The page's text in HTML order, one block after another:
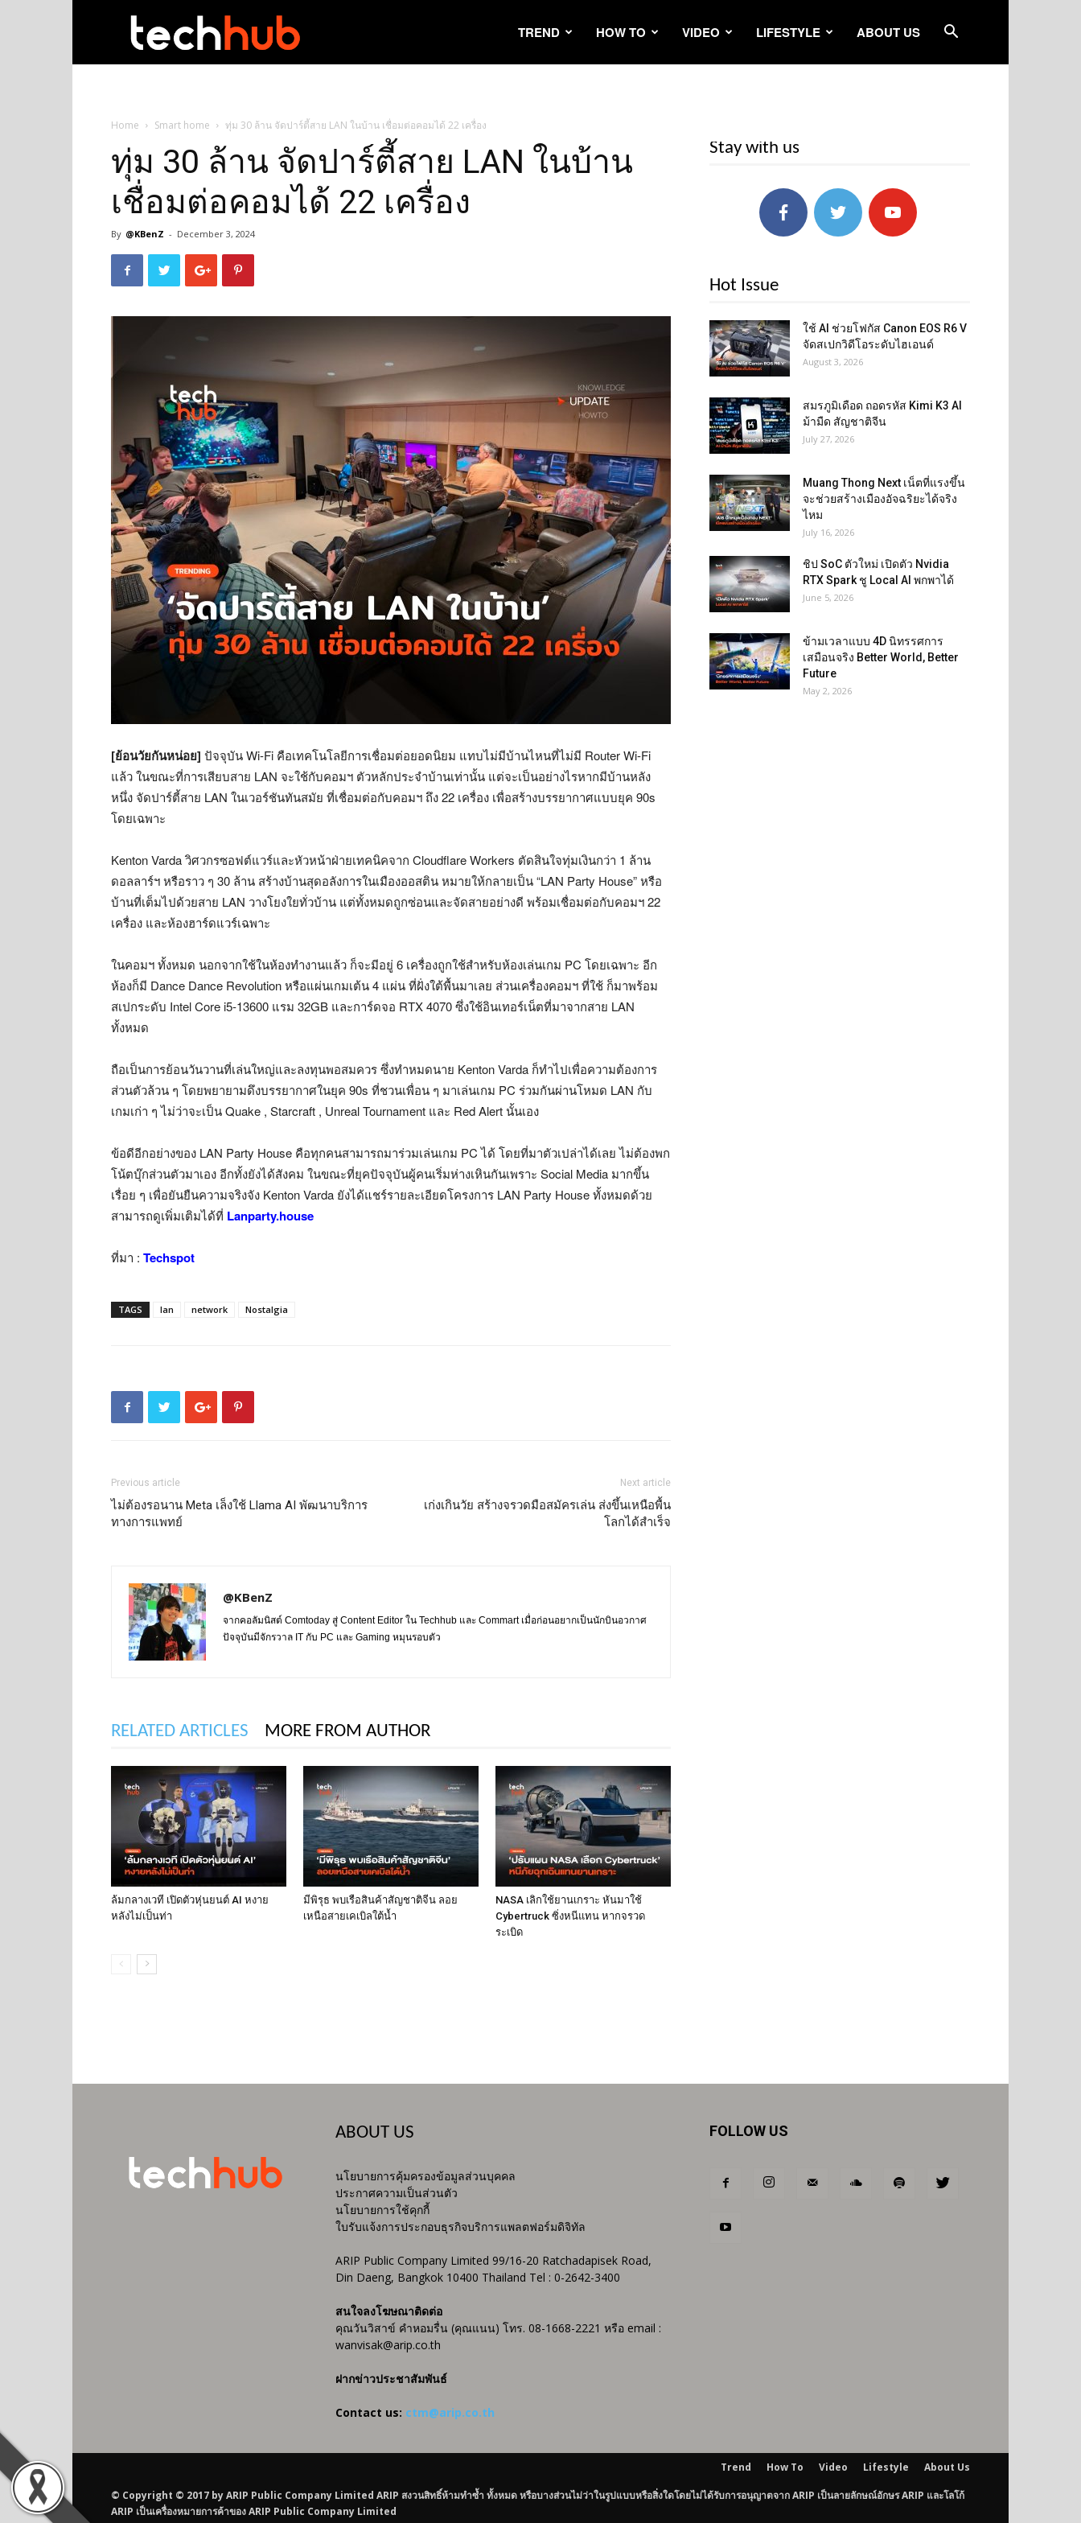
TREND HOW TO VIDEO LIFESTYLE ABOUT US
Home Smart home ทุ่ม 30 ล้าน จัดปาร์ตี้สาย LAN ในบ้าน เชื่อมต่อคอมได้ 22 เครื่อง
ทุ่ม 30 ล้าน จัดปาร์ตี้สาย LAN ในบ้าน
เชื่อมต่อคอมได้ 22 เครื่อง
By @KBenZ - December 3, 2024
[ย้อนวัยกันหน่อย] ปัจจุบัน Wi-Fi คือเทคโนโลยีการเชื่อมต่อยอดนิยม แทบไม่มีบ้านไหนที่ไม่มี Router Wi-Fi
แล้ว ในขณะที่การเสียบสาย LAN จะใช้กับคอมฯ ตัวหลักประจำบ้านเท่านั้น แต่จะเป็นอย่างไรหากมีบ้านหลัง
หนึ่ง จัดปาร์ตี้สาย LAN ในเวอร์ชันทันสมัย ที่เชื่อมต่อกับคอมฯ ถึง 22 เครื่อง เพื่อสร้างบรรยากาศแบบยุค 90s
โดยเฉพาะ
Kenton Varda วิศวกรซอฟต์แวร์และหัวหน้าฝ่ายเทคนิคจาก Cloudflare Workers ตัดสินใจทุ่มเงินกว่า 1 ล้าน
ดอลลาร์ฯ หรือราว ๆ 30 ล้าน สร้างบ้านสุดอลังการในเมืองออสติน หมายให้กลายเป็น “LAN Party House” หรือ
บ้านที่เต็มไปด้วยสาย LAN วางโยงใยทั่วบ้าน แต่ทั้งหมดถูกซ่อนและจัดสายอย่างดี พร้อมเชื่อมต่อกับคอมฯ 22
เครื่อง และห้องฮาร์ดแวร์เฉพาะ
ในคอมฯ ทั้งหมด นอกจากใช้ในห้องทำงานแล้ว ก็จะมีอยู่ 6 เครื่องถูกใช้สำหรับห้องเล่นเกม PC โดยเฉพาะ อีก
ห้องก็มี Dance Dance Revolution หรือแผ่นเกมเต้น 4 แผ่น ที่ฝั่งใต้พื้นมาเลย ส่วนเครื่องคอมฯ ที่ใช้ ก็มาพร้อม
สเปกระดับ Intel Core i5-13600 แรม 32GB และการ์ดจอ RTX 4070 ซึ่งใช้อินเทอร์เน็ตที่มาจากสาย LAN
ทั้งหมด
ถือเป็นการย้อนวันวานที่เล่นใหญ่และลงทุนพอสมควร ซึ่งทำหมดนาย Kenton Varda ก็ทำไปเพื่อความต้องการ
ส่วนตัวล้วน ๆ โดยพยายามดึงบรรยากาศในยุค 90s ที่ชวนเพื่อน ๆ มาเล่นเกม PC ร่วมกันผ่านโหมด LAN กับ
เกมเก่า ๆ ไม่ว่าจะเป็น Quake , Starcraft , Unreal Tournament และ Red Alert นั้นเอง
ข้อดีอีกอย่างของ LAN Party House คือทุกคนสามารถมาร่วมเล่นเกม PC ได้ โดยที่มาตัวเปล่าได้เลย ไม่ต้องพก
โน้ตบุ๊กส่วนตัวมาเอง อีกทั้งยังได้สังคม ในขณะที่ยุคปัจจุบันผู้คนเริ่มห่างเหินกันเพราะ Social Media มากขึ้น
เรื่อย ๆ เพื่อยันยืนความจริงจัง Kenton Varda ยังได้แชร์รายละเอียดโครงการ LAN Party House ทั้งหมดด้วย
สามารถดูเพิ่มเติมได้ที่ Lanparty.house
ที่มา : Techspot
TAGS lan network Nostalgia
Previous article
ไม่ต้องรอนาน Meta เล็งใช้ Llama AI พัฒนาบริการ
ทางการแพทย์
Next article
เก่งเกินวัย สร้างจรวดมือสมัครเล่น ส่งขึ้นเหนือพื้น
โลกได้สำเร็จ
@KBenZ
จากคอลัมนิสต์ Comtoday สู่ Content Editor ใน Techhub และ Commart เมื่อก่อนอยากเป็นนักบินอวกาศ
ปัจจุบันมีจักรวาล IT กับ PC และ Gaming หมุนรอบตัว
RELATED ARTICLES MORE FROM AUTHOR
ล้มกลางเวที เปิดตัวหุ่นยนต์ AI หงาย
หลังไม่เป็นท่า
มีพิรุธ พบเรือสินค้าสัญชาติจีน ลอย
เหนือสายเคเบิลใต้น้ำ
NASA เลิกใช้ยานเกราะ หันมาใช้
Cybertruck ซิ่งหนีแทน หากจรวด
ระเบิด
Stay with us
Hot Issue
ใช้ AI ช่วยโฟกัส Canon EOS R6 V
จัดสเปกวิดีโอระดับไฮเอนด์
August 3, 2026
สมรภูมิเดือด ถอดรหัส Kimi K3 AI
ม้ามืด สัญชาติจีน
July 27, 2026
Muang Thong Next เน็ตที่แรงขึ้น
จะช่วยสร้างเมืองอัจฉริยะได้จริง
ไหม
July 16, 2026
ชิป SoC ตัวใหม่ เปิดตัว Nvidia
RTX Spark ชู Local AI พกพาได้
June 5, 2026
ข้ามเวลาแบบ 4D นิทรรศการ
เสมือนจริง Better World, Better
Future
May 2, 2026
ABOUT US
นโยบายการคุ้มครองข้อมูลส่วนบุคคล
ประกาศความเป็นส่วนตัว
นโยบายการใช้คุกกี้
ใบรับแจ้งการประกอบธุรกิจบริการแพลตฟอร์มดิจิทัล
ARIP Public Company Limited 99/16-20 Ratchadapisek Road,
Din Daeng, Bangkok 10400 Thailand Tel : 0-2642-3400
สนใจลงโฆษณาติดต่อ
คุณวันวิสาข์ คำหอมรื่น (คุณแนน) โทร. 08-1668-2221 หรือ email :
wanvisak@arip.co.th
ฝากข่าวประชาสัมพันธ์
Contact us: ctm@arip.co.th
FOLLOW US
Trend How To Video Lifestyle About Us
© Copyright © 2017 by ARIP Public Company Limited ARIP สงวนสิทธิ์ห้ามทำซ้ำ ทั้งหมด หรือบางส่วนไม่ว่าในรูปแบบหรือสิ่งใดโดยไม่ได้รับการอนุญาตจาก ARIP เป็นลายลักษณ์อักษร ARIP และโลโก้
ARIP เป็นเครื่องหมายการค้าของ ARIP Public Company Limited